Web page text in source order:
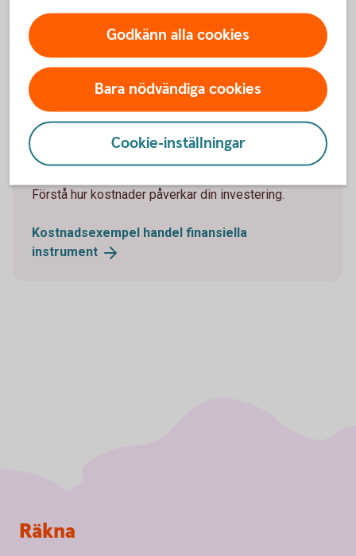
Skogslikvidkonto eller skogskonto? Vi förklarar
skillnaden
Handel med finansiella
instrument
Förstå hur kostnader påverkar din investering.
Kostnadsexempel handel finansiella
instrument
Godkänn alla cookies
Bara nödvändiga cookies
Cookie-inställningar
Sidfot
Räkna